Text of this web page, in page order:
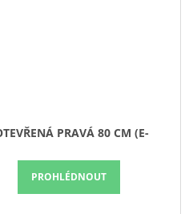
PRAVÁ 80 CM (E-
PROHLÉDNOUT